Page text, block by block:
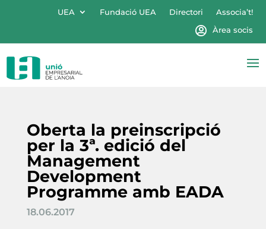
UEA Fundació UEA Directori
Associa’t!
Àrea socis
Oberta la preinscripció
per la 3ª. edició del
Management
Development
Programme amb EADA
18.06.2017